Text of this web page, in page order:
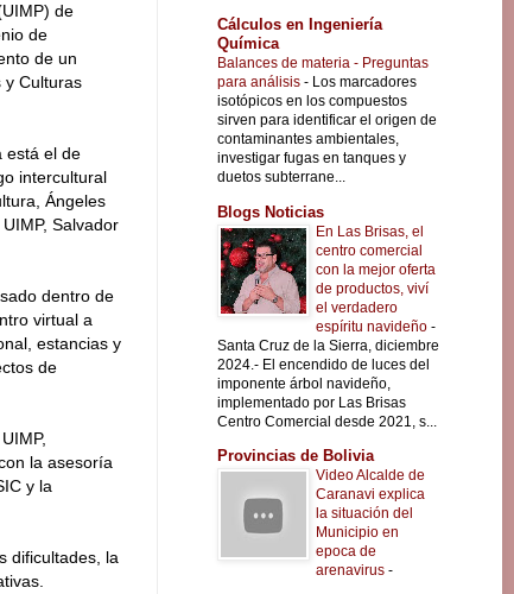
de
de
de un
y Culturas
está el de
intercultural
Ángeles
Salvador
dentro de
virtual a
estancias y
de
la asesoría
y la
dificultades, la
Cálculos en Ingeniería
Química
Balances de materia - Preguntas
para análisis - Los marcadores
isotópicos en los compuestos
sirven para identificar el origen de
contaminantes ambientales,
investigar fugas en tanques y
duetos subterrane...
Blogs Noticias
En Las Brisas, el
centro comercial
con la mejor oferta
de productos, viví
el verdadero
espíritu navideño -
Santa Cruz de la Sierra, diciembre
2024.- El encendido de luces del
imponente árbol navideño,
implementado por Las Brisas
Centro Comercial desde 2021, s...
Provincias de Bolivia
Video Alcalde de
Caranavi explica
la situación del
Municipio en
epoca de
arenavirus -